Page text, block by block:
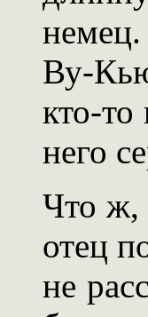
Ву-
кто-
него
Что ж,
отец
не